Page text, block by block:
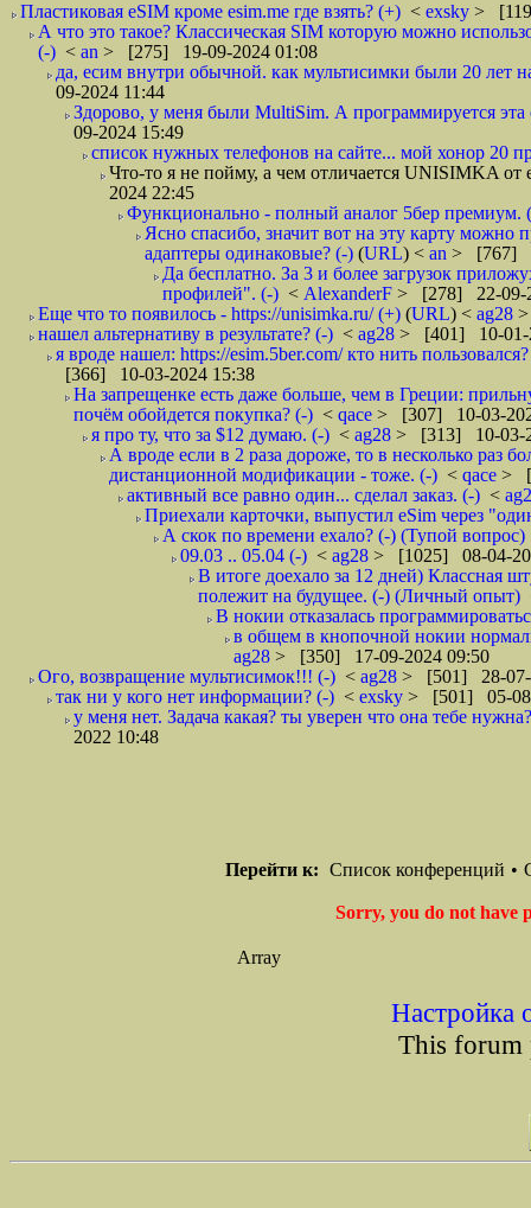
Пластиковая eSIM кроме esim.me где взять? (+) < exsky >
А что это такое? Классическая SIM которую можно
(-) < an > [275] 19-09-2024 01:08
да, есим внутри обычной. как мультисимки были 20 лет
09-2024 11:44
Здорово, у меня были MultiSim. А программируется
09-2024 15:49
список нужных телефонов на сайте... мой хонор 20
Что-то я не пойму, а чем отличается UNISIMKA
2024 22:45
Функционально - полный аналог 5бер премиум.
Ясно спасибо, значит вот на эту карту
адаптеры одинаковые? (-) (URL) < an > [767]
Да бесплатно. За 3 и более загрузок
профилей". (-) < AlexanderF > [278] 22-09-
Еще что то появилось - https://unisimka.ru/ (+) (URL) < ag28
нашел альтернативу в результате? (-) < ag28 > [401] 10-01-
я вроде нашел: https://esim.5ber.com/ кто нить
[366] 10-03-2024 15:38
На запрещенке есть даже больше, чем в Греции:
почём обойдется покупка? (-) < qace > [307] 10-03-
я про ту, что за $12 думаю. (-) < ag28 > [313] 10-03-
А вроде если в 2 раза дороже, то в несколько раз
дистанционной модификации - тоже. (-) < qace >
активный все равно один... сделал заказ. (-) <
Приехали карточки, выпустил eSim через
А скок по времени ехало? (-) (Тупой вопрос)
09.03 .. 05.04 (-) < ag28 > [1025] 08-04-
В итоге доехало за 12 дней) Классная
полежит на будущее. (-) (Личный опыт)
В нокии отказалась
в общем в кнопочной нокии
ag28 > [350] 17-09-2024 09:50
Ого, возвращение мультисимок!!! (-) < ag28 > [501] 28-07-
так ни у кого нет информации? (-) < exsky > [501] 05-
у меня нет. Задача какая? ты уверен что она тебе
2022 10:48
Перейти к: Список конференций •
Sorry, you do not have
Array
Настройка
This